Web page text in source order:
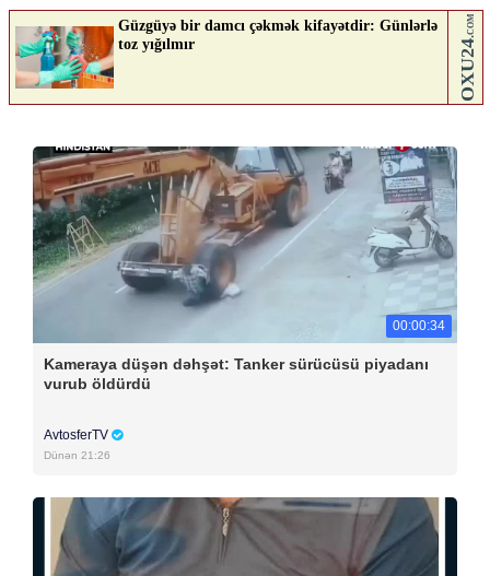
00:00:34
Kameraya düşən dəhşət: Tanker sürücüsü piyadanı
vurub öldürdü
AvtosferTV
Dünən 21:26